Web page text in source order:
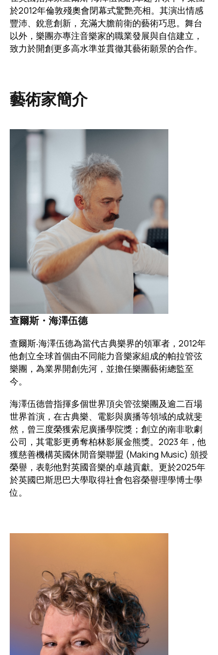
於2012年倫敦殘奧會閉幕式驚艷亮相。其演出情感
豐沛、銳意創新，充滿大膽前衛的藝術巧思。舞台
以外，樂團亦專注音樂家的職業發展與自信建立，
致力於開創更多高水準並貫徹其藝術願景的合作。
藝術家簡介
查爾斯・海澤伍德
查爾斯‧海澤伍德為當代古典樂界的領軍者，2012年
他創立全球首個由不同能力音樂家組成的帕拉管弦
樂團，為業界開創先河，並擔任樂團藝術總監至
今。
海澤伍德曾指揮多個世界頂尖管弦樂團及逾二百場
世界首演，在古典樂、電影與廣播等領域的成就斐
然，曾三度榮獲索尼廣播學院獎；創立的南非歌劇
公司，其電影更勇奪柏林影展金熊獎。2023 年，他
獲慈善機構英國休閒音樂聯盟 (Making Music) 頒授
榮譽，表彰他對英國音樂的卓越貢獻。更於2025年
於英國巴斯思巴大學取得社會包容榮譽理學博士學
位。